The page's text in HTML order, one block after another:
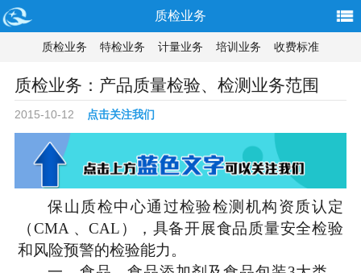
质检业务
质检业务 特检业务 计量业务 培训业务 收费标准
质检业务：产品质量检验、检测业务范围
2015-10-12 点击关注我们
保山质检中心通过检验检测机构资质认定
（CMA 、CAL），具备开展食品质量安全检验
和风险预警的检验能力。